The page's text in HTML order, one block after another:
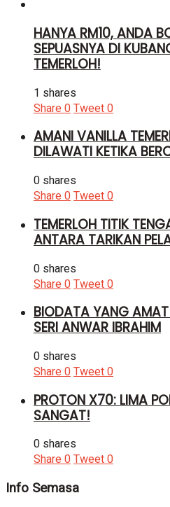
HANYA RM10, ANDA
SEPUASNYA DI
TEMERLOH!
1 shares
Share0Tweet0
AMANI VANILLA
DILAWATI KETIKA
0 shares
Share0Tweet0
TEMERLOH TITIK
ANTARA TARIKAN
0 shares
Share0Tweet0
BIODATA YANG
SERI ANWAR IBRAHIM
0 shares
Share0Tweet0
PROTON X70: LIMA
SANGAT!
0 shares
Share0Tweet0
Info Semasa